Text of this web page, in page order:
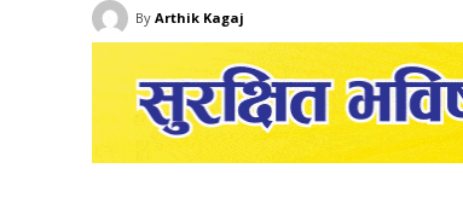
By Arthik Kagaj